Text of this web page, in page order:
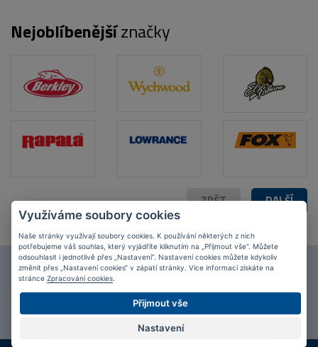
Nejoblíbenějšíznačky
DALŠÍ
ZPĚT
Připojte se k našimfanouškůmna Facebooku!
PŘIPOJIT SE
Využíváme soubory cookies
Naše stránky využívají soubory cookies. K používání některých z nich
potřebujeme váš souhlas, který vyjádříte kliknutím na „Přijmout vše“. Můžete
odsouhlasit i jednotlivě přes „Nastavení“. Nastavení cookies můžete kdykoliv
změnit přes „Nastavení cookies“ v zápatí stránky. Více informací získáte na
stránce Zpracování cookies
Přijmout vše
Nastavení